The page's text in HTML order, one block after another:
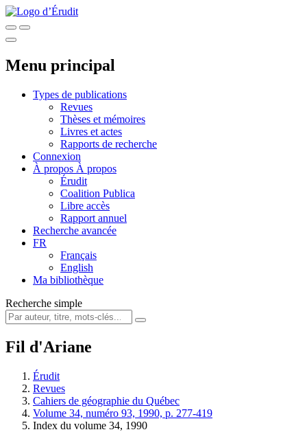
Menu principal
Types de publications
Revues
Thèses et mémoires
Livres et actes
Rapports de recherche
Connexion
À propos À propos
Érudit
Coalition Publica
Libre accès
Rapport annuel
Recherche avancée
FR
Français
English
Ma bibliothèque
Recherche simple
Fil d'Ariane
Érudit
Revues
Cahiers de géographie du Québec
Volume 34, numéro 93, 1990, p. 277-419
Index du volume 34, 1990